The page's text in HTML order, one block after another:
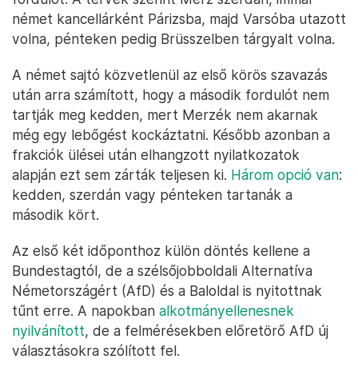
német kancellárként Párizsba, majd Varsóba utazott
volna, pénteken pedig Brüsszelben tárgyalt volna.
A német sajtó közvetlenül az első körös szavazás
után arra számított, hogy a második fordulót nem
tartják meg kedden, mert Merzék nem akarnak
még egy lebőgést kockáztatni. Később azonban a
frakciók ülései után elhangzott nyilatkozatok
alapján ezt sem zárták teljesen ki. Három opció van:
kedden, szerdán vagy pénteken tartanák a
második kört.
Az első két időponthoz külön döntés kellene a
Bundestagtól, de a szélsőjobboldali Alternatíva
Németországért (AfD) és a Baloldal is nyitottnak
tűnt erre. A napokban alkotmányellenesnek
nyilvánított, de a felmérésekben előretörő AfD új
választásokra szólított fel.